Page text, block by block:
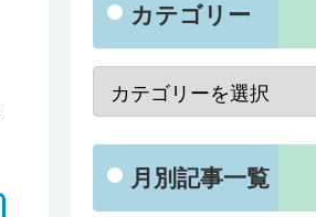
カテゴリー
月別記事一覧